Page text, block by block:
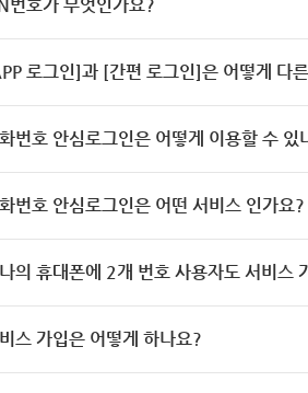
번호가 무엇인가요?
로그인]과 [간편 로그인]은 어떻게 다
번호 안심로그인은 어떻게 이용할 수 있
번호 안심로그인은 어떤 서비스 인가요?
의 휴대폰에 2개 번호 사용자도 서비스
스 가입은 어떻게 하나요?